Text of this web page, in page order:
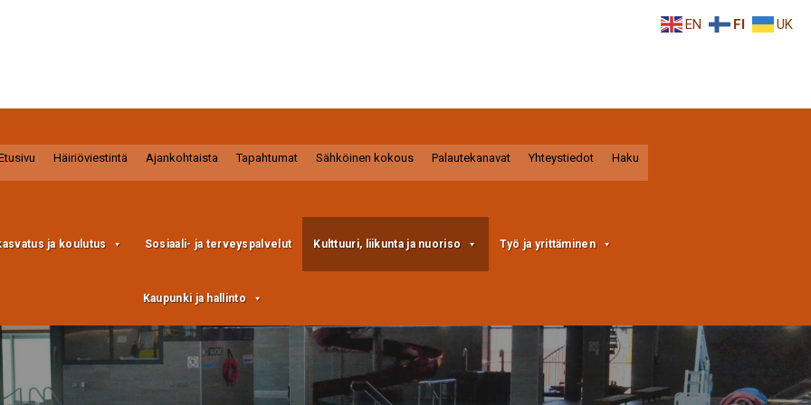
Häiriöviestintä Ajankohtaista Tapahtumat Sähköinen kokous Palautekanavat Yhteystiedot Haku
ja koulutus Sosiaali- ja terveyspalvelut Kulttuuri, liikunta ja nuoriso Työ ja yrittäminen
Kaupunki ja hallinto
EN FI UK